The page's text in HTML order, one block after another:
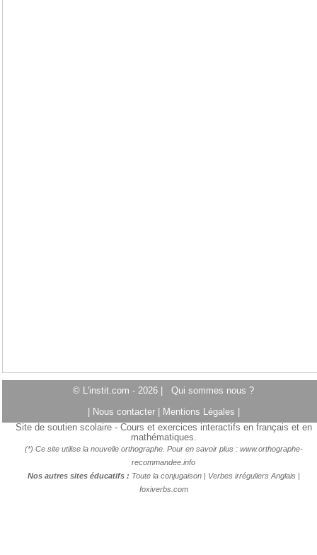
© L'instit.com - 2026 | Qui sommes nous ?
Nous contacter Mentions Légales
Site de soutien scolaire - Cours et exercices interactifs en français et en
mathématiques.
(*) Ce site utilise la nouvelle orthographe. Pour en savoir plus : www.orthographe-
recommandee.info
Nos autres sites éducatifs : Toute la conjugaison| Verbes irréguliers Anglais |
foxiverbs.com